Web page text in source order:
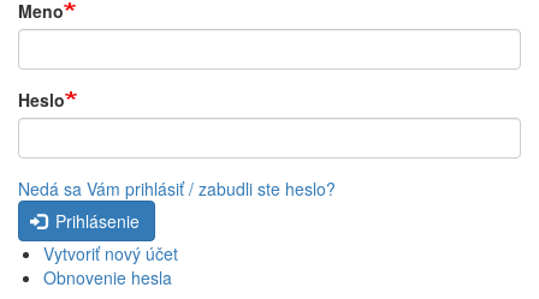
Meno
Heslo
Nedá sa Vám prihlásiť / zabudli ste heslo?
Prihlásenie
Vytvoriť nový účet
Obnovenie hesla